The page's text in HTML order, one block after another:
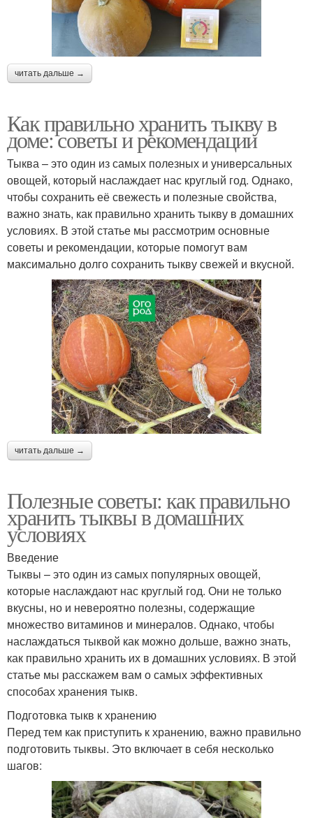
читать дальше →
Как правильно хранить тыкву в
доме: советы и рекомендации
Тыква – это один из самых полезных и универсальных
овощей, который наслаждает нас круглый год. Однако,
чтобы сохранить её свежесть и полезные свойства,
важно знать, как правильно хранить тыкву в домашних
условиях. В этой статье мы рассмотрим основные
советы и рекомендации, которые помогут вам
максимально долго сохранить тыкву свежей и вкусной.
читать дальше →
Полезные советы: как правильно
хранить тыквы в домашних
условиях
Введение
Тыквы – это один из самых популярных овощей,
которые наслаждают нас круглый год. Они не только
вкусны, но и невероятно полезны, содержащие
множество витаминов и минералов. Однако, чтобы
наслаждаться тыквой как можно дольше, важно знать,
как правильно хранить их в домашних условиях. В этой
статье мы расскажем вам о самых эффективных
способах хранения тыкв.
Подготовка тыкв к хранению
Перед тем как приступить к хранению, важно правильно
подготовить тыквы. Это включает в себя несколько
шагов: